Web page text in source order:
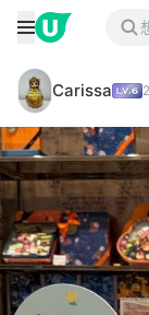
Carissa